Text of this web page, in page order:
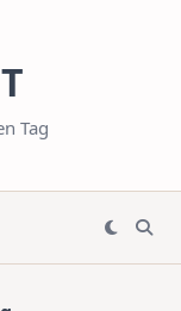
Tag